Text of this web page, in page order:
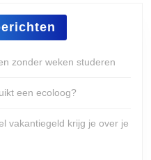
zonder weken studeren
een ecoloog?
vakantiegeld krijg je over je